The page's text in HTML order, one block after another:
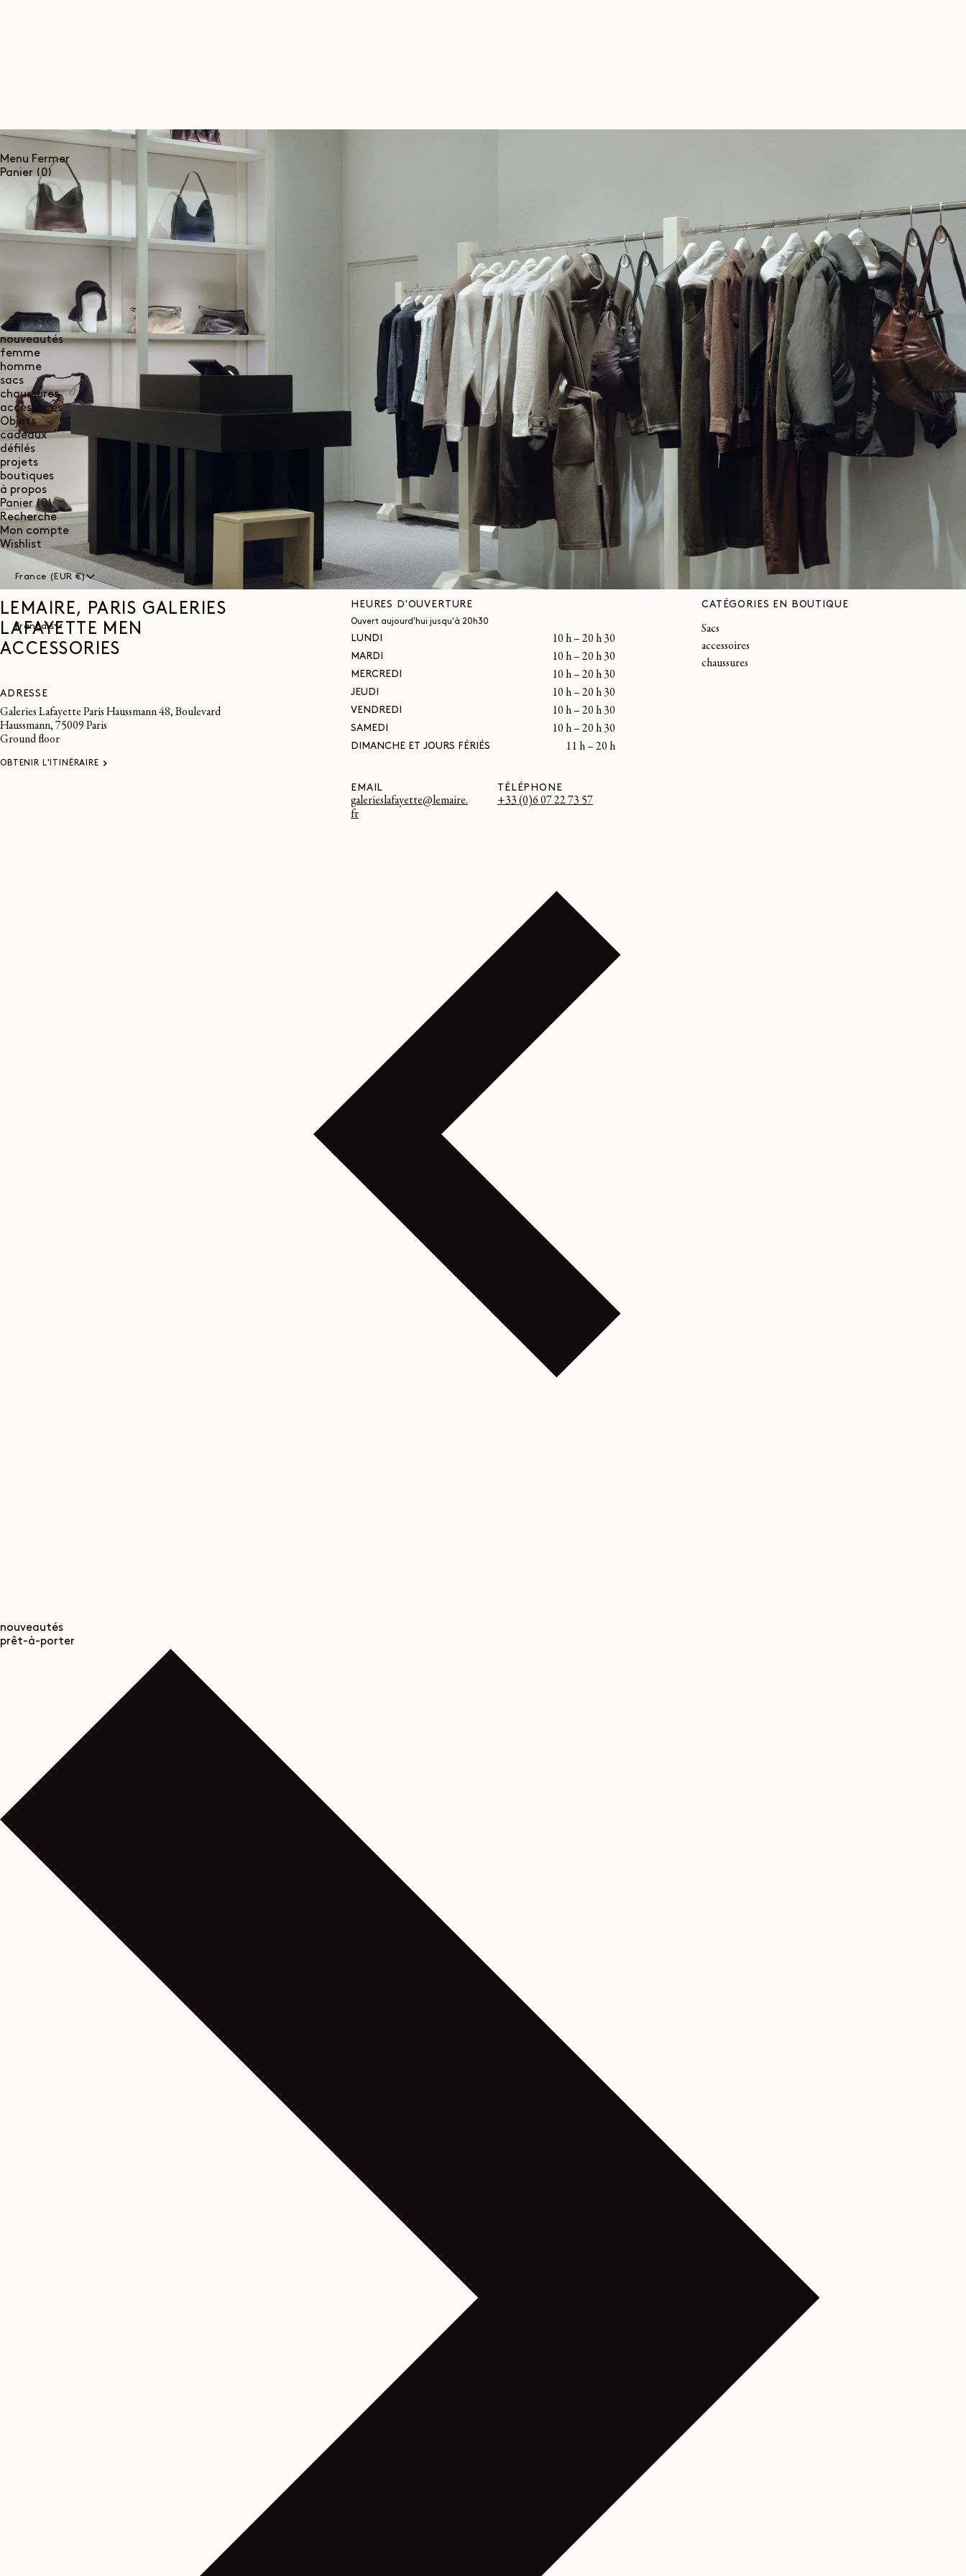
Menu Fermer
Panier (0)
article
nouveautés
femme
homme
sacs
chaussures
accessoires
Objets
cadeaux
défilés
projets
boutiques
à propos
Panier (0)0
article
Recherche
Mon compte
Wishlist
France (EUR €)
Français
nouveautés
prêt-à-porter
LEMAIRE, PARIS GALERIES
LAFAYETTE MEN
ACCESSORIES
ADRESSE
Galeries Lafayette Paris Haussmann 48, Boulevard
Haussmann, 75009 Paris
Ground floor
OBTENIR L'ITINÉRAIRE
HEURES D'OUVERTURE
Ouvert aujourd'hui jusqu'à 20h30
LUNDI 10 h – 20 h 30
MARDI 10 h – 20 h 30
MERCREDI 10 h – 20 h 30
JEUDI 10 h – 20 h 30
VENDREDI 10 h – 20 h 30
SAMEDI 10 h – 20 h 30
DIMANCHE ET JOURS FÉRIÉS 11 h – 20 h
EMAIL
galerieslafayette@lemaire.
fr
TÉLÉPHONE
+33 (0)6 07 22 73 57
CATÉGORIES EN BOUTIQUE
Sacs
accessoires
chaussures